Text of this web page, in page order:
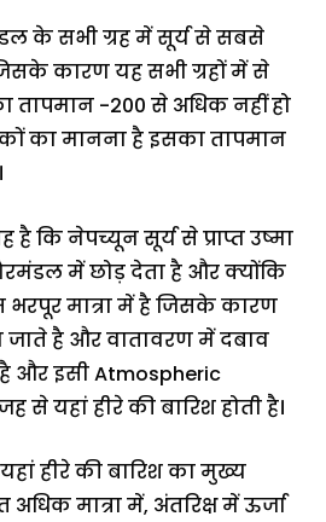
के सभी ग्रह में सूर्य से सबसे
कारण यह सभी ग्रहों में से
तापमान -200 से अधिक नहीं हो
का मानना है इसका तापमान
कि नेपच्यून सूर्य से प्राप्त उष्मा
में छोड़ देता है और क्योंकि
मात्रा में है जिसके कारण
है और वातावरण में दबाव
और इसी Atmospheric
से यहां हीरे की बारिश होती है।
हीरे की बारिश का मुख्य
मात्रा में, अंतरिक्ष में ऊर्जा